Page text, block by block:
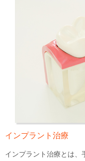
インプラント治療
インプラント治療とは、